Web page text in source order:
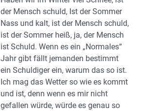
der Mensch schuld, Ist der Sommer
Nass und kalt, ist der Mensch schuld,
ist der Sommer heiß, ja, der Mensch
ist Schuld. Wenn es ein „Normales“
Jahr gibt fällt jemanden bestimmt
ein Schuldiger ein, warum das so ist.
Ich mag das Wetter so wie es kommt
und ist, denn wenn es mir nicht
gefallen würde, würde es genau so